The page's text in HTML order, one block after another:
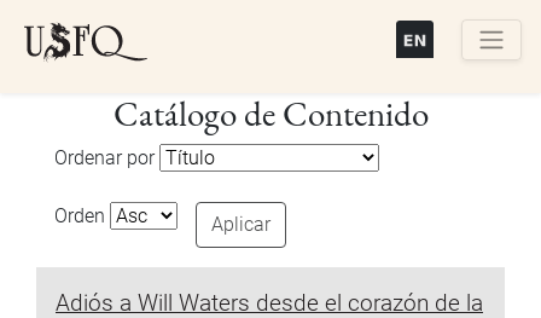
principal
Catálogo de Contenido
Ordenar por
Orden Aplicar
Adiós a Will Waters desde el corazón de la